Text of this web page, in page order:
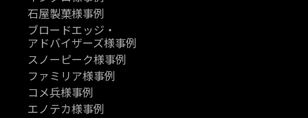
石屋製菓様事例
ブロードエッジ・
アドバイザーズ様事例
スノーピーク様事例
ファミリア様事例
コメ兵様事例
エノテカ様事例